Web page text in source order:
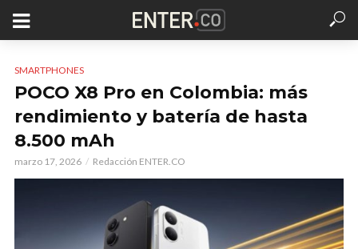
SMARTPHONES
POCO X8 Pro en Colombia: más
rendimiento y batería de hasta
8.500 mAh
marzo 17, 2026 Redacción ENTER.CO